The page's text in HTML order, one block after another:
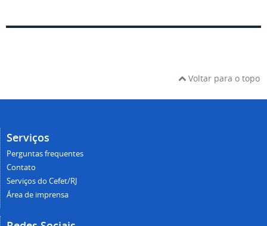
Voltar para o topo
Serviços
Perguntas frequentes
Contato
Serviços do Cefet/RJ
Área de imprensa